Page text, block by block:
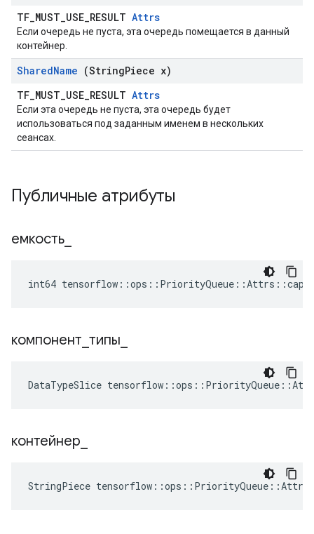
TF_MUST_USE_RESULT Attrs
Если очередь не пуста, эта очередь помещается в данный
контейнер.
SharedName (StringPiece x)
TF_MUST_USE_RESULT Attrs
Если эта очередь не пуста, эта очередь будет
использоваться под заданным именем в нескольких
сеансах.
Публичные атрибуты
емкость
int64
компонент типы
DataTypeSlice tensorflow ::ops :: PriorityQueue ::
контейнер
StringPiece